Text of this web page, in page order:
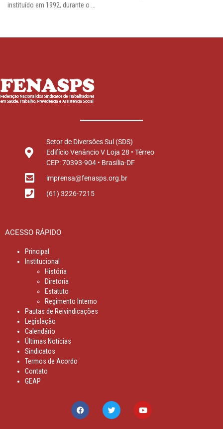
instituído em 1992, durante o ...
Setor de Diversões Sul (SDS)
Edifício Venâncio V Loja 28 • Térreo
CEP: 70393-904 • Brasília-DF
imprensa@fenasps.org.br
(61) 3226-7215
ACESSO RÁPIDO
Principal
Institucional
História
Diretoria
Estatuto
Regimento Interno
Pautas de Reivindicações
Legislação
Calendário
Últimas Notícias
Sindicatos
Termos de Acordo
Contato
GEAP